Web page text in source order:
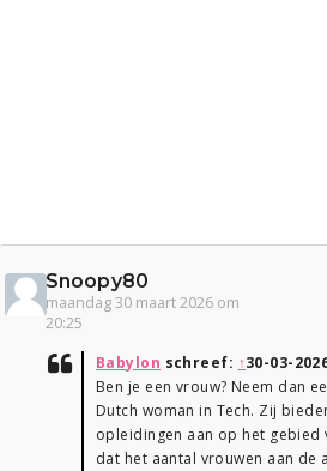
Snoopy80
maandag 30 maart 2026 om
20:25
Babylon schreef: ↑30-03-
Ben je een vrouw? Neem dan
Dutch woman in Tech. Zij
opleidingen aan op het gebied
dat het aantal vrouwen aan de